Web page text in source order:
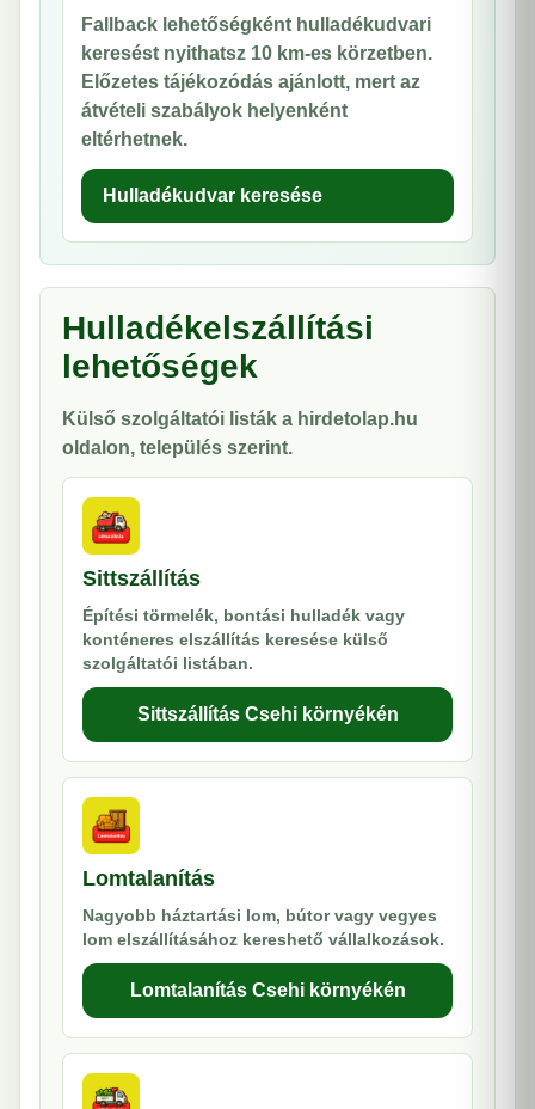
Fallback lehetőségként hulladékudvari
keresést nyithatsz 10 km-es körzetben.
Előzetes tájékozódás ajánlott, mert az
átvételi szabályok helyenként
eltérhetnek.
Hulladékudvar keresése
Hulladékelszállítási
lehetőségek
Külső szolgáltatói listák a hirdetolap.hu
oldalon, település szerint.
Sittszállítás
Építési törmelék, bontási hulladék vagy
konténeres elszállítás keresése külső
szolgáltatói listában.
Sittszállítás Csehi környékén
Lomtalanítás
Nagyobb háztartási lom, bútor vagy vegyes
lom elszállításához kereshető vállalkozások.
Lomtalanítás Csehi környékén